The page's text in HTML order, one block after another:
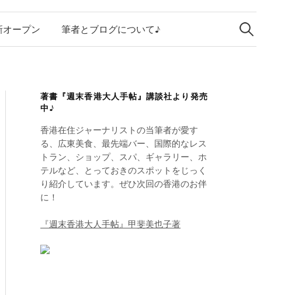
オープン 筆者とブログについて♪
検
索:
著書『週末香港大人手帖』講談社より発売
中♪
香港在住ジャーナリストの当筆者が愛す
る、広東美食、最先端バー、国際的なレス
トラン、ショップ、スパ、ギャラリー、ホ
テルなど、とっておきのスポットをじっく
り紹介しています。ぜひ次回の香港のお伴
に！
『週末香港大人手帖』甲斐美也子著